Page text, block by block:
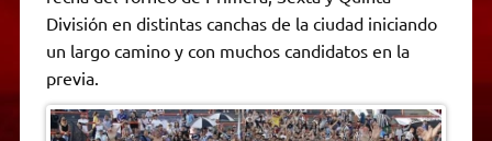
A
p
p
r
a
m
r
o
o
k
n
g
e
r
n
k
r
i
d
l
y
División en distintas canchas de la ciudad iniciando
un largo camino y con muchos candidatos en la
previa.